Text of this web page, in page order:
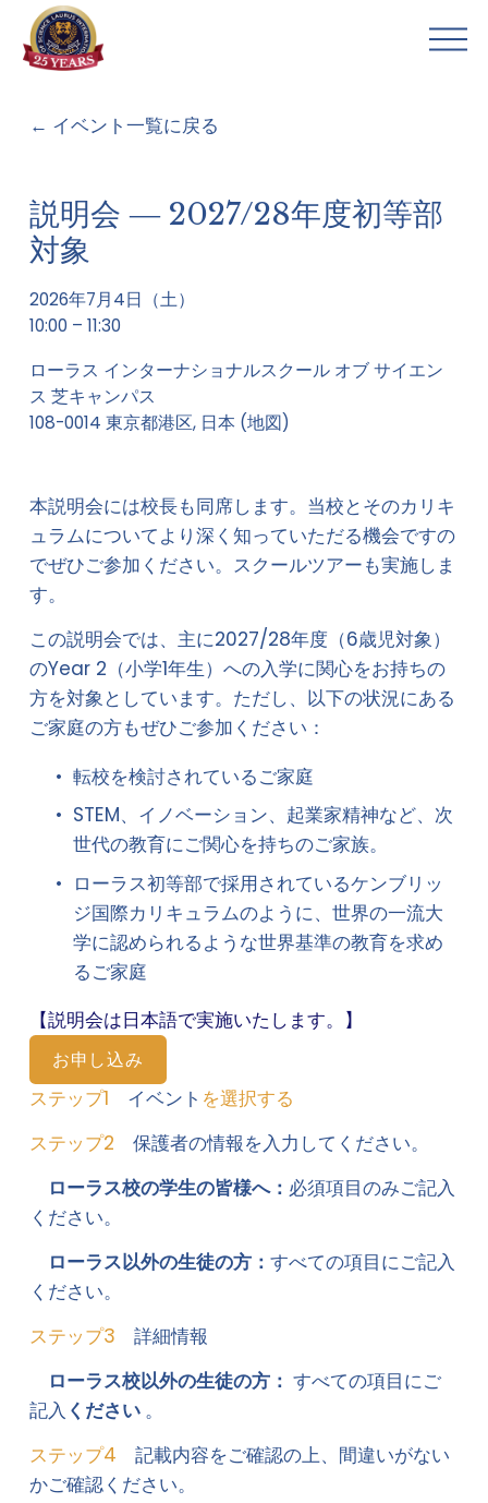
メ
イベント一覧に戻る
説明会 ― 2027/28年度初等部
対象
2026年7月4日（土）
10:00
11:30
ローラス インターナショナルスクール オブ サイエン
ス 芝キャンパス
108-0014 東京都港区 日本 (地図)
本説明会には校長も同席します。当校とそのカリキ
ュラムについてより深く知っていただる機会ですの
でぜひご参加ください。スクールツアーも実施しま
す。
この説明会では、主に2027/28年度（6歳児対象）
のYear 2（小学1年生）への入学に関心をお持ちの
方を対象としています。ただし、以下の状況にある
ご家庭の方もぜひご参加ください：
転校を検討されているご家庭
STEM、イノベーション、起業家精神など、次
世代の教育にご関心を持ちのご家族。
ローラス初等部で採用されているケンブリッ
ジ国際カリキュラムのように、世界の一流大
学に認められるような世界基準の教育を求め
るご家庭
【説明会は日本語で実施いたします。】
お申し込み
ステップ1 イベント を選択する
ステップ2 保護者の情報を入力してください。
ローラス校の学生の皆様へ： 必須項目のみご記入
ください。
ローラス以外の生徒の方： すべての項目にご記入
ください。
ステップ3 詳細情報
ローラス校以外の生徒の方： すべての項目にご
記入 ください 。
ステップ4 記載内容をご確認の上、間違いがない
かご確認ください。